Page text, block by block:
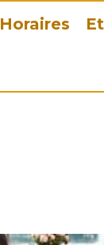
Horaires